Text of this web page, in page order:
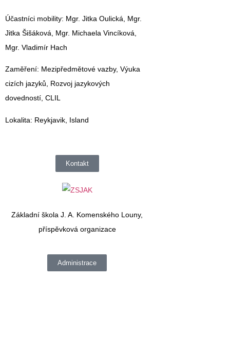
Účastníci mobility: Mgr. Jitka Oulická, Mgr.
Jitka Šišáková, Mgr. Michaela Vincíková,
Mgr. Vladimír Hach
Zaměření: Mezipředmětové vazby, Výuka
cizích jazyků, Rozvoj jazykových
dovedností, CLIL
Lokalita: Reykjavik, Island
Kontakt
Základní škola J. A. Komenského Louny,
příspěvková organizace
Administrace